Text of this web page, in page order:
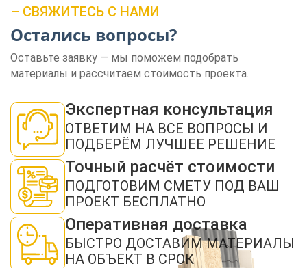
– СВЯЖИТЕСЬ С НАМИ
Остались вопросы?
Оставьте заявку — мы поможем подобрать
материалы и рассчитаем стоимость проекта.
Экспертная консультация
ОТВЕТИМ НА ВСЕ ВОПРОСЫ И
ПОДБЕРЁМ ЛУЧШЕЕ РЕШЕНИЕ
Точный расчёт стоимости
ПОДГОТОВИМ СМЕТУ ПОД ВАШ
ПРОЕКТ БЕСПЛАТНО
Оперативная доставка
БЫСТРО ДОСТАВИМ МАТЕРИАЛЫ
НА ОБЪЕКТ В СРОК
ЗАКАЗАТЬ ЗВОНОК
Нажимая кнопку "Отправить", я даю своё согласие на обработку моих
персональных данных в соответствии с ФЗ от 27.07.2006 № 152-ФЗ "О
персональных данных", на условиях и для целей, определенных вполитикой
конфиденциальности